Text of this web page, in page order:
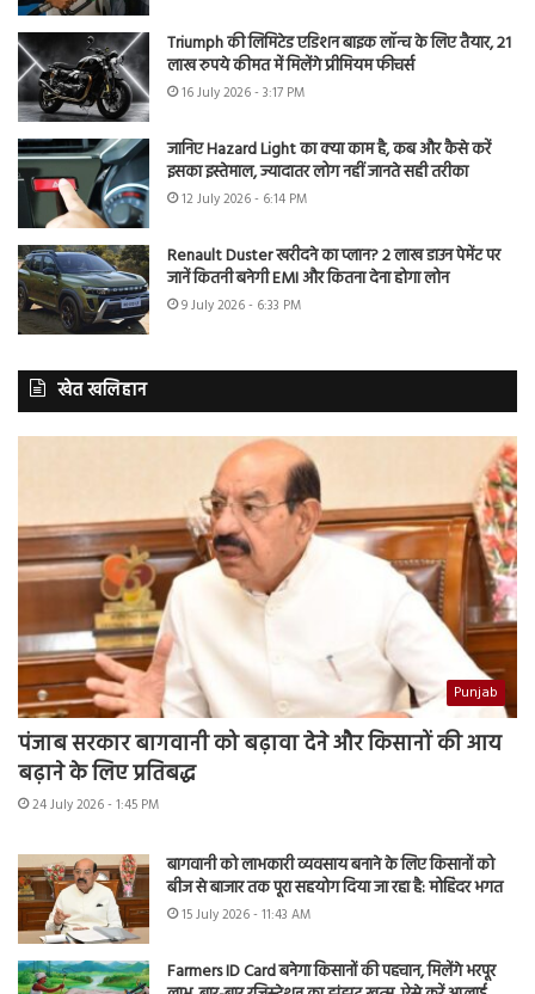
Triumph की लिमिटेड एडिशन बाइक लॉन्च के लिए तैयार, 21
लाख रुपये कीमत में मिलेंगे प्रीमियम फीचर्स
16 July 2026 - 3:17 PM
जानिए Hazard Light का क्या काम है, कब और कैसे करें
इसका इस्तेमाल, ज्यादातर लोग नहीं जानते सही तरीका
12 July 2026 - 6:14 PM
Renault Duster खरीदने का प्लान? 2 लाख डाउन पेमेंट पर
जानें कितनी बनेगी EMI और कितना देना होगा लोन
9 July 2026 - 6:33 PM
खेत खलिहान
Punjab
पंजाब सरकार बागवानी को बढ़ावा देने और किसानों की आय
बढ़ाने के लिए प्रतिबद्ध
24 July 2026 - 1:45 PM
बागवानी को लाभकारी व्यवसाय बनाने के लिए किसानों को
बीज से बाजार तक पूरा सहयोग दिया जा रहा है: मोहिंदर भगत
15 July 2026 - 11:43 AM
Farmers ID Card बनेगा किसानों की पहचान, मिलेंगे भरपूर